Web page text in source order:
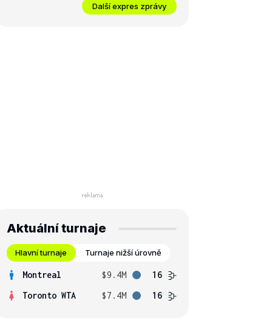
Další expres zprávy
Aktuální turnaje
Hlavní turnaje Turnaje nižší úrovně
Montreal $9.4M
16
Toronto WTA
$7.4M 16